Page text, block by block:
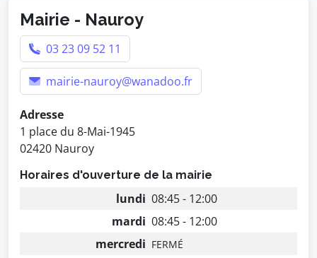
Mairie - Nauroy
03 23 09 52 11
mairie-nauroy@wanadoo.fr
Adresse
1 place du 8-Mai-1945
02420 Nauroy
Horaires d'ouverture de la mairie
lundi 08:45 - 12:00
mardi 08:45 - 12:00
mercredi FERMÉ